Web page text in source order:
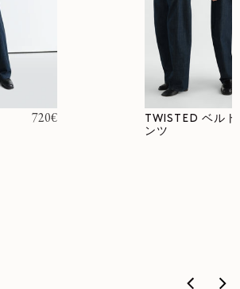
通常価格
720€
TWISTED ベル
ンツ